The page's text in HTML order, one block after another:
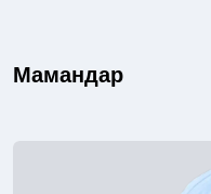
Мамандар